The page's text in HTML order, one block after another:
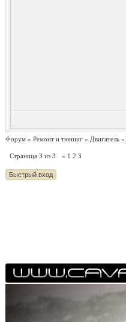
Форум » Ремонт и тюнинг » Двигатель »
Страница 3 из 3 « 1 2 3